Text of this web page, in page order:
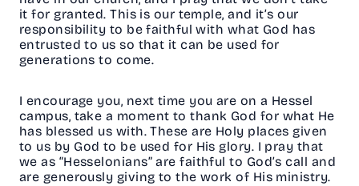
it for granted. This is our temple, and it’s our
responsibility to be faithful with what God has
entrusted to us so that it can be used for
generations to come.
I encourage you, next time you are on a Hessel
campus, take a moment to thank God for what He
has blessed us with. These are Holy places given
to us by God to be used for His glory. I pray that
we as “Hesselonians” are faithful to God’s call and
are generously giving to the work of His ministry.